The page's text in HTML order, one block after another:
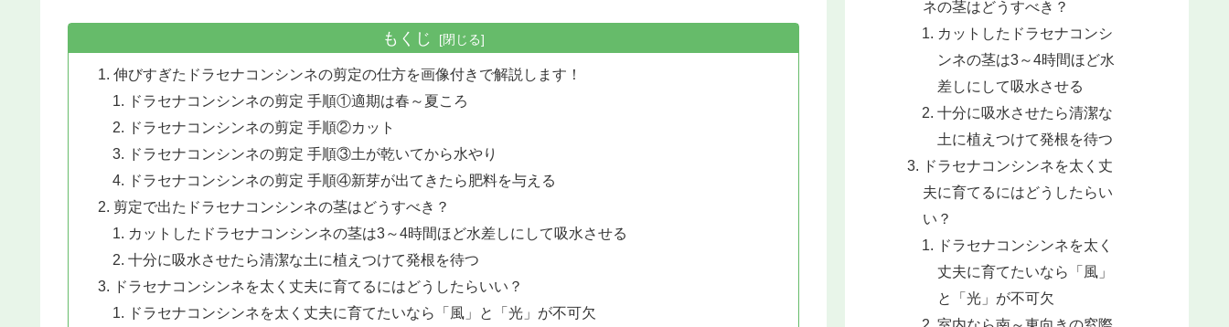
もくじ
伸びすぎたドラセナコンシンネの剪定の仕方を画像付きで解説します！
ドラセナコンシンネの剪定 手順①適期は春～夏ころ
ドラセナコンシンネの剪定 手順②カット
ドラセナコンシンネの剪定 手順③土が乾いてから水やり
ドラセナコンシンネの剪定 手順④新芽が出てきたら肥料を与える
剪定で出たドラセナコンシンネの茎はどうすべき？
カットしたドラセナコンシンネの茎は3～4時間ほど水差しにして吸水させる
十分に吸水させたら清潔な土に植えつけて発根を待つ
ドラセナコンシンネを太く丈夫に育てるにはどうしたらいい？
ドラセナコンシンネを太く丈夫に育てたいなら「風」と「光」が不可欠
ネの茎はどうすべき？
カットしたドラセナコンシ
ンネの茎は3～4時間ほど水
差しにして吸水させる
十分に吸水させたら清潔な
土に植えつけて発根を待つ
ドラセナコンシンネを太く丈
夫に育てるにはどうしたらい
い？
ドラセナコンシンネを太く
丈夫に育てたいなら「風」
と「光」が不可欠